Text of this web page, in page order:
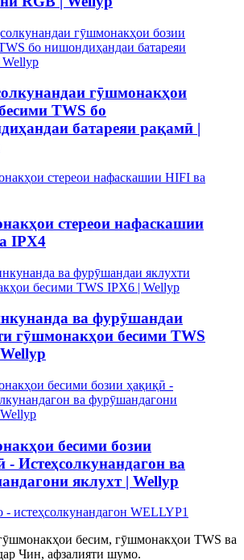
гӯшмонакҳои
TWS бо
батареяи рақамӣ |
стереои нафаскашии
IPX4
ва фурӯшандаи
гӯшмонакҳои бесими TWS
бесими бозии
- Истеҳсолкунандагон ва
яклухт | Wellyp
бесим, гӯшмонакҳои TWS ва
Чин, афзалияти шумо.